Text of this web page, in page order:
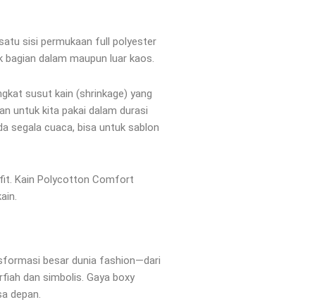
sisi permukaan full polyester
dalam maupun luar kaos.
susut kain (shrinkage) yang
untuk kita pakai dalam durasi
segala cuaca, bisa untuk sablon
Kain Polycotton Comfort
besar dunia fashion—dari
dan simbolis. Gaya boxy
depan.